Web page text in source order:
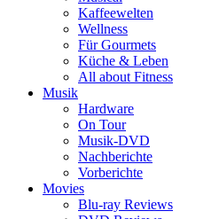
Kaffeewelten
Wellness
Für Gourmets
Küche & Leben
All about Fitness
Musik
Hardware
On Tour
Musik-DVD
Nachberichte
Vorberichte
Movies
Blu-ray Reviews